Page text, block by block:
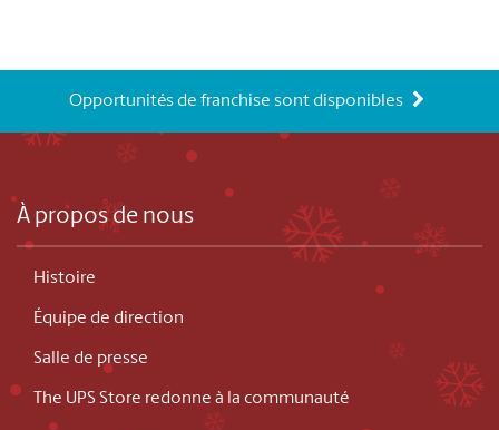
Opportunités de franchise sont disponibles
À propos de nous
Histoire
Équipe de direction
Salle de presse
The UPS Store redonne à la communauté